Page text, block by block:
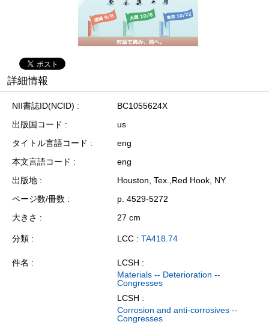
詳細情報
NII書誌ID(NCID)
BC1055624X
出版国コード
us
タイトル言語コード
eng
本文言語コード
eng
出版地
Houston, Tex.,Red Hook, NY
ページ数/冊数
p. 4529-5272
大きさ
27 cm
分類 LCC : TA418.74
件名
LCSH :
Materials -- Deterioration --
Congresses
LCSH :
Corrosion and anti-corrosives --
Congresses